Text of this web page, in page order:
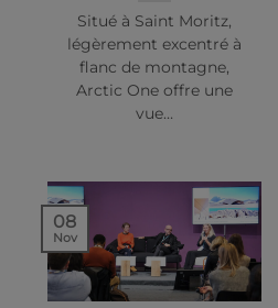
Situé à Saint Moritz,
légèrement excentré à
flanc de montagne,
Arctic One offre une
vue…
08
Nov